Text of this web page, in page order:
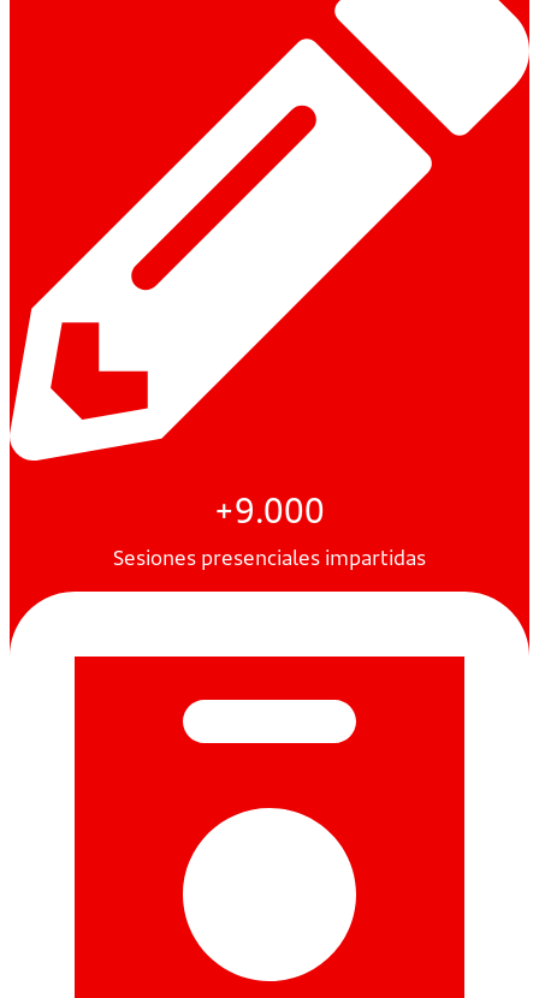
+9.000
Sesiones presenciales impartidas